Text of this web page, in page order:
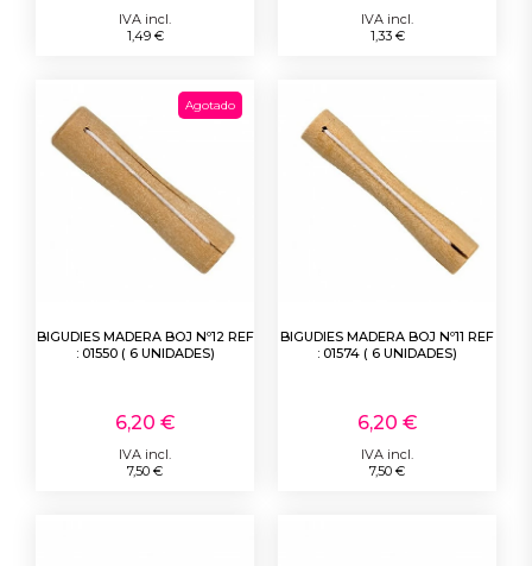
IVA incl.
1,49 €
IVA incl.
1,33 €
BIGUDIES MADERA BOJ Nº12 REF
: 01550 ( 6 UNIDADES)
6,20 €
IVA incl.
7,50 €
Agotado
BIGUDIES MADERA BOJ Nº11 REF
: 01574 ( 6 UNIDADES)
6,20 €
IVA incl.
7,50 €